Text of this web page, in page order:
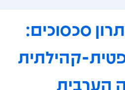
סכסוכים:
קהילתית
הערבית